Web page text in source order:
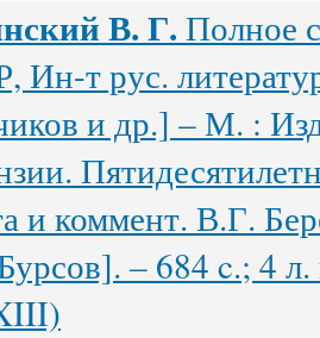
В. Г. Полное
Ин-т рус.
и др.] – М. :
и коммент. В.Г.
– 684 c.; 4